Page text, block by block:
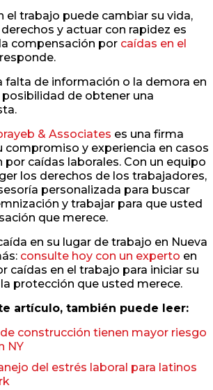
el trabajo puede cambiar su vida,
y actuar con rapidez es
compensación por caídas en el
falta de información o la demora en
de obtener una
& Associates es una firma
compromiso y experiencia en casos
caídas laborales. Con un equipo
los derechos de los trabajadores,
personalizada para buscar
y trabajar para que usted
que merece.
en su lugar de trabajo en Nueva
consulte hoy con un experto en
caídas en el trabajo para iniciar su
protección que usted merece.
artículo, también puede leer:
construcción tienen mayor riesgo
NY
del estrés laboral para latinos